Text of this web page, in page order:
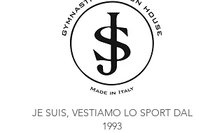
JE SUIS, VESTIAMO LO SPORT DAL
1993